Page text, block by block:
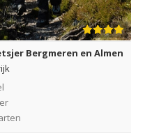
Bergmeren en Almen